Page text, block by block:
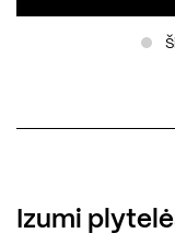
Izumi